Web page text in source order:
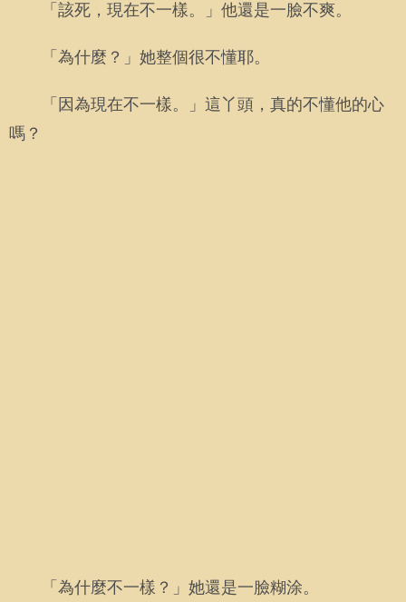
「該死，現在不一樣。」他還是一臉不爽。
「為什麼？」她整個很不懂耶。
「因為現在不一樣。」這丫頭，真的不懂他的心
嗎？
「為什麼不一樣？」她還是一臉糊涂。